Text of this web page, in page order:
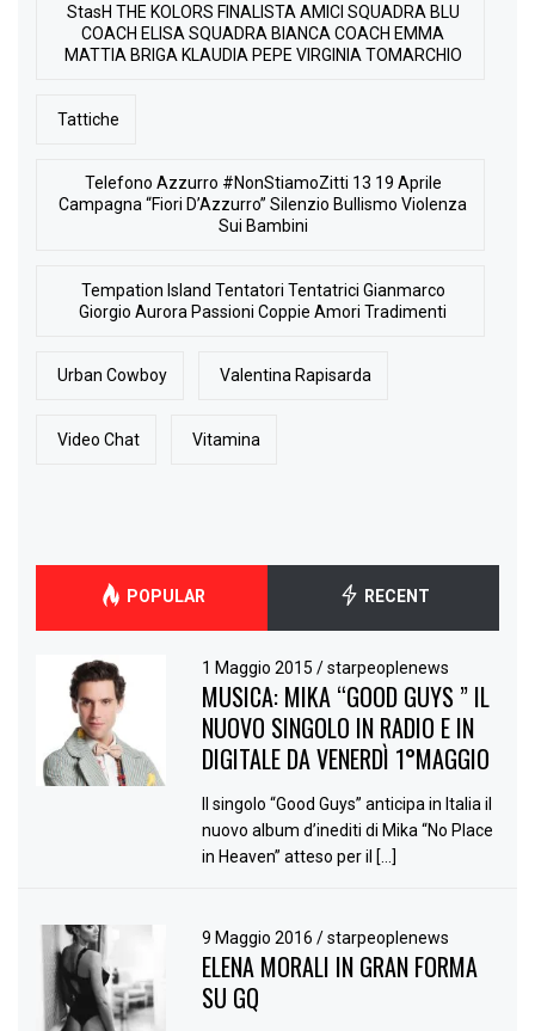
StasH THE KOLORS FINALISTA AMICI SQUADRA BLU
COACH ELISA SQUADRA BIANCA COACH EMMA
MATTIA BRIGA KLAUDIA PEPE VIRGINIA TOMARCHIO
Tattiche
Telefono Azzurro #NonStiamoZitti 13 19 Aprile
Campagna “Fiori D’Azzurro” Silenzio Bullismo Violenza
Sui Bambini
Tempation Island Tentatori Tentatrici Gianmarco
Giorgio Aurora Passioni Coppie Amori Tradimenti
Urban Cowboy Valentina Rapisarda
Video Chat Vitamina
POPULAR RECENT
1 Maggio 2015/ starpeoplenews
MUSICA: MIKA “GOOD GUYS ” IL
NUOVO SINGOLO IN RADIO E IN
DIGITALE DA VENERDÌ 1°MAGGIO
Il singolo “Good Guys” anticipa in Italia il
nuovo album d’inediti di Mika “No Place
in Heaven” atteso per il […]
9 Maggio 2016/ starpeoplenews
ELENA MORALI IN GRAN FORMA
SU GQ